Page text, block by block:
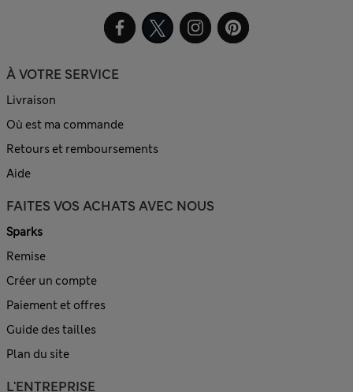
À VOTRE SERVICE
Livraison
Où est ma commande
Retours et remboursements
Aide
FAITES VOS ACHATS AVEC NOUS
Sparks
Remise
Créer un compte
Paiement et offres
Guide des tailles
Plan du site
L'ENTREPRISE